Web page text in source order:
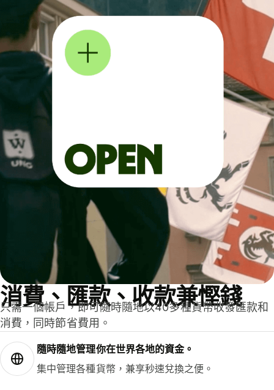
消費、匯款、收款兼慳錢
只需一個帳戶，即可隨時隨地以40多種貨幣收發匯款和
消費，同時節省費用。
隨時隨地管理你在世界各地的資金。
集中管理各種貨幣，兼享秒速兌換之便。